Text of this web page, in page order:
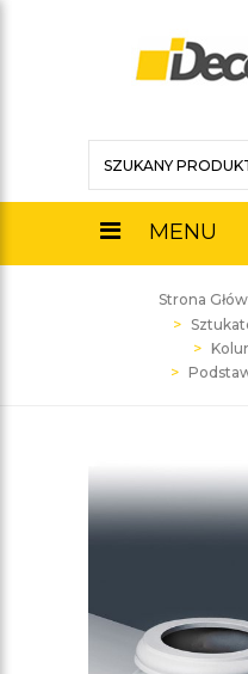
MENU
Strona